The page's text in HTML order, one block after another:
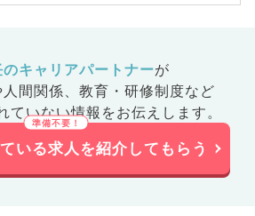
のキャリアパートナーが
間関係、 教育・研修制度など
ていない情報をお伝えします。
いる求人を紹介してもらう